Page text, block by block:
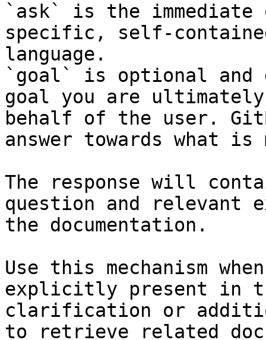
`ask` is the
specific, self-
language.
`goal` is optional and
goal you are
behalf of the user.
answer towards what
The response will
question and relevant
the documentation.
Use this mechanism
explicitly present in
clarification or